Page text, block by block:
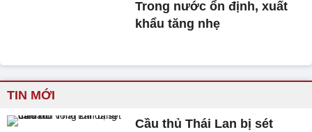
Trong nước ổn định, xuất
khẩu tăng nhẹ
TIN MỚI
Cầu thủ Thái Lan bị sét